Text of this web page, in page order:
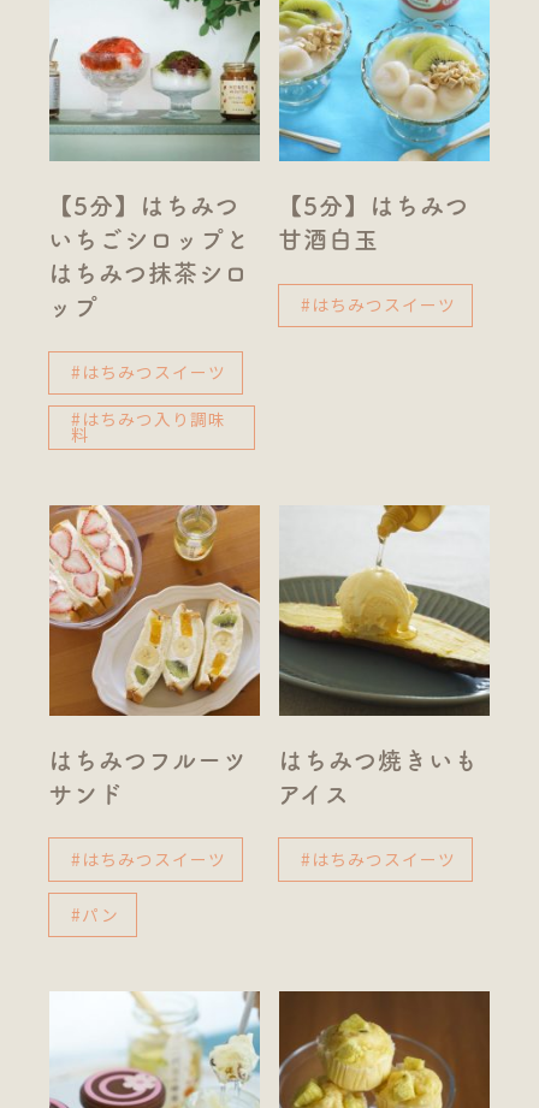
【5分】はちみつ
いちごシロップと
はちみつ抹茶シロ
ップ
#はちみつスイーツ
#はちみつ入り調味
料
【5分】はちみつ
甘酒白玉
#はちみつスイーツ
はちみつフルーツ
サンド
#はちみつスイーツ
#パン
はちみつ焼きいも
アイス
#はちみつスイーツ